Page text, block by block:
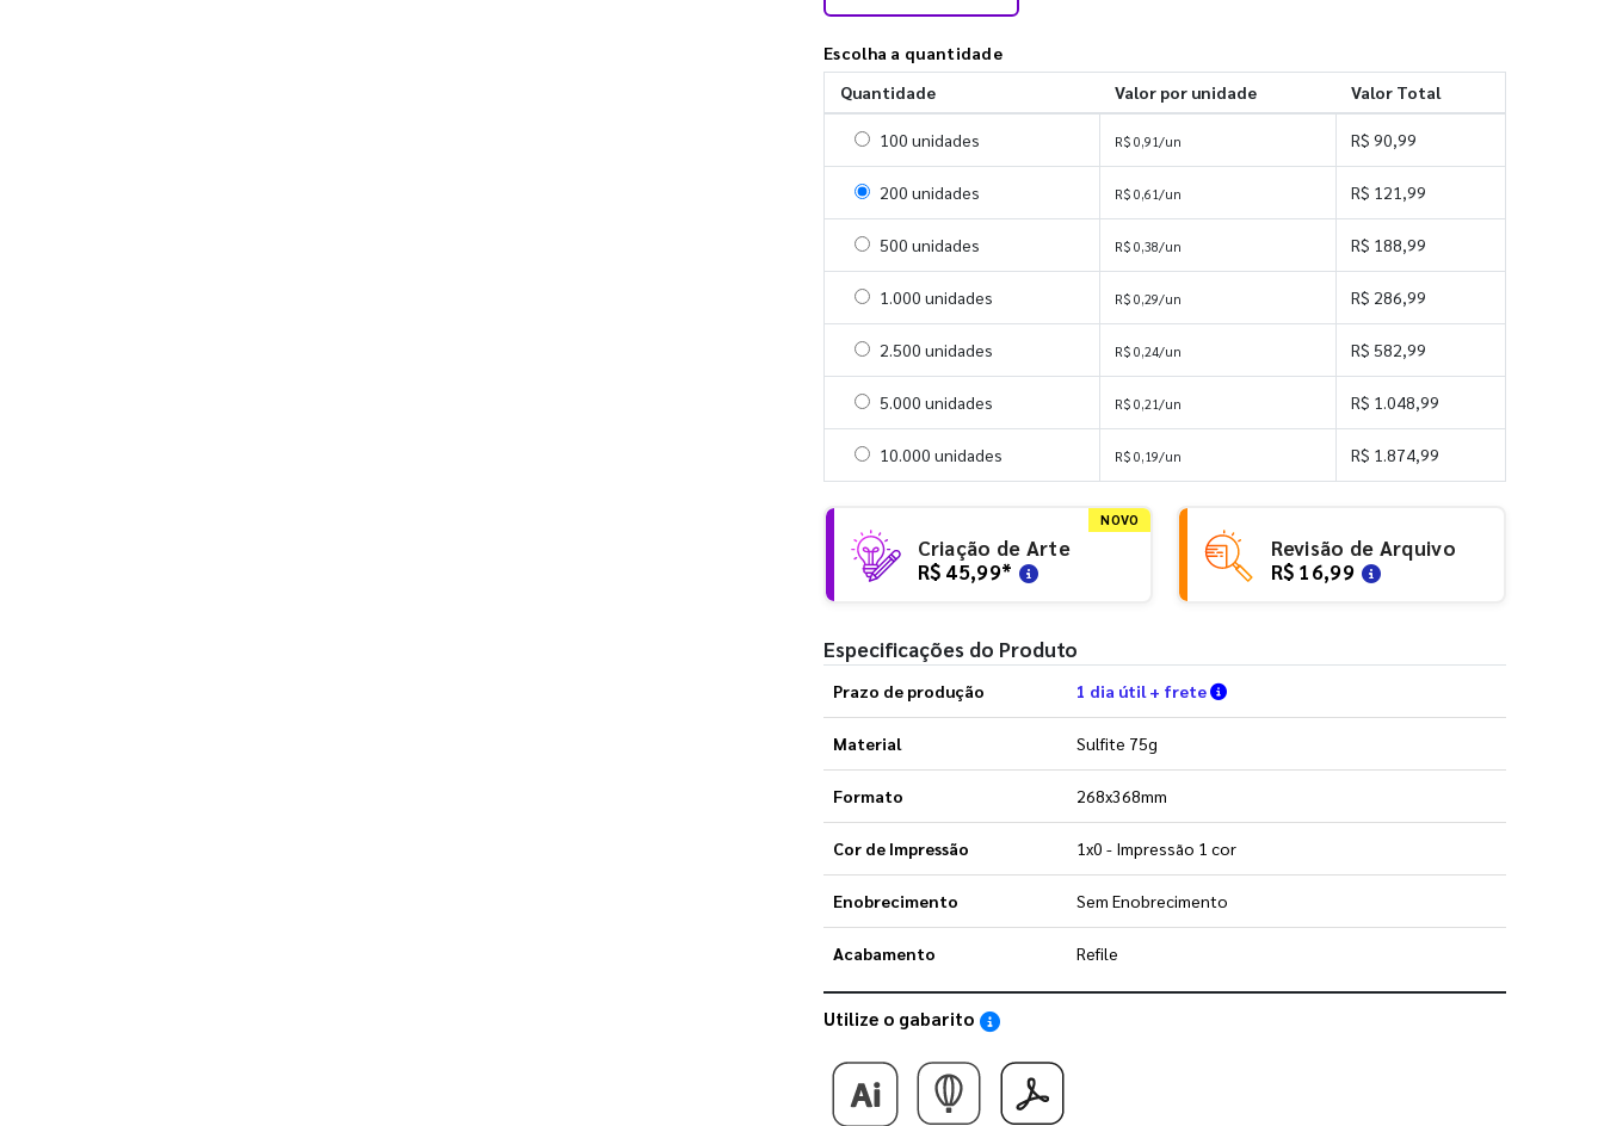
Escolha a quantidade
Quantidade
Valor por unidade Valor Total
Selecionar 100 unidades
100 unidades R$ 0,91/un R$ 90,99
Selecionar 200 unidades
200 unidades R$ 0,61/un R$ 121,99
Selecionar 500 unidades
500 unidades R$ 0,38/un R$ 188,99
Selecionar 1000 unidades
1.000 unidades R$ 0,29/un R$ 286,99
Selecionar 2500 unidades
2.500 unidades R$ 0,24/un R$ 582,99
Selecionar 5000 unidades
5.000 unidades R$ 0,21/un R$ 1.048,99
Selecionar 10000 unidades
10.000 unidades R$ 0,19/un R$ 1.874,99
NOVO
Criação de Arte
R$ 45,99*
Revisão de Arquivo
R$ 16,99
Especificações do Produto
Prazo de produção 1 dia útil + frete Verifique as condições de entrega
Material Sulfite 75g
Formato 268x368mm
Cor de Impressão 1x0 - Impressão 1 cor
Enobrecimento Sem Enobrecimento
Acabamento Refile
Utilize o gabarito Saiba como utilizar os nossos gabaritos